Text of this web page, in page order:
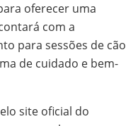
oferecer uma
com a
para sessões de cão
de cuidado e bem-
site oficial do